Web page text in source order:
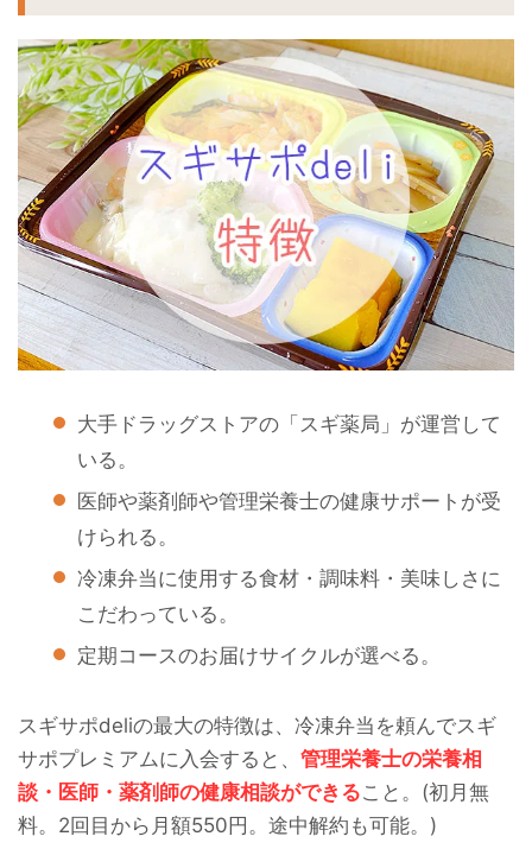
大手ドラッグストアの「スギ薬局」が運営して
いる。
医師や薬剤師や管理栄養士の健康サポートが受
けられる。
冷凍弁当に使用する食材・調味料・美味しさに
こだわっている。
定期コースのお届けサイクルが選べる。
スギサポdeliの最大の特徴は、冷凍弁当を頼んでスギ
サポプレミアムに入会すると、 管理栄養士の栄養相
談・医師・薬剤師の健康相談ができること。(初月無
料。2回目から月額550円。途中解約も可能。)